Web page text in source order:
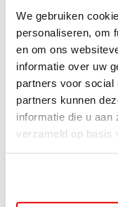
We gebruiken
personaliseren, om
en om ons
informatie over uw
partners voor social
partners kunnen
informatie die u aan
verzameld op basis
Lees verder